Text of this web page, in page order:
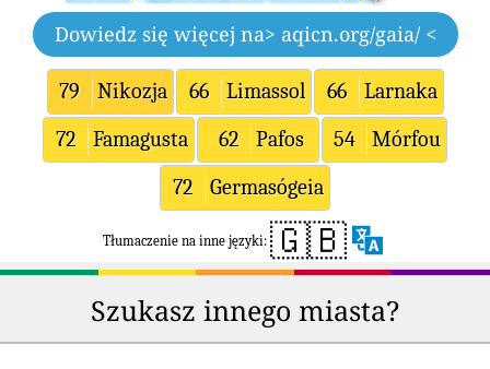
Dowiedz się więcej na> aqicn.org/gaia/ <
79 Nikozja 66 Limassol 66
Larnaka
72
Famagusta 62 Pafos 54
Mórfou
72
Germasógeia
Tłumaczenie na inne języki: 🇬🇧
Szukasz innego miasta?